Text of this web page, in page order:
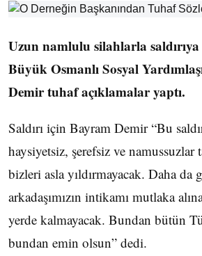
Uzun namlulu silahlarla
Büyük Osmanlı Sosyal
Demir tuhaf açıklamalar yaptı.
Saldırı için Bayram Demir “Bu
haysiyetsiz, şerefsiz ve namussuzlar
bizleri asla yıldırmayacak. Daha
arkadaşımızın intikamı mutlaka
yerde kalmayacak. Bundan bütün
bundan emin olsun” dedi.